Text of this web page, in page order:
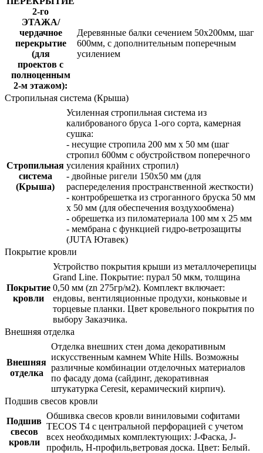
2-го
ЭТАЖА/
чердачное
перекрытие
(для
проектов с
полноценным
2-м этажом):
Деревянные балки сечением 50х200мм, шаг
600мм, с дополнительным поперечным
усилением
Стропильная система (Крыша)
Стропильная
система
(Крыша)
Усиленная стропильная система из
калиброваного бруса 1-ого сорта, камерная
сушка:
- несущие стропила 200 мм x 50 мм (шаг
стропил 600мм с обустройством поперечного
усиления крайних стропил)
- двойные ригели 150х50 мм (для
распеределения пространственной жесткости)
- контробрешетка из строганного бруска 50 мм
x 50 мм (для обеспечения воздухообмена)
- обрешетка из пиломатериала 100 мм x 25 мм
- мембрана с функцией гидро-ветрозащиты
(JUTA Ютавек)
Покрытие кровли
Покрытие
кровли
Устройство покрытия крыши из металлочерепицы
Grand Line. Покрытие: пурал 50 мкм, толщина
0,50 мм (zn 275гр/м2). Комплект включает:
ендовы, вентиляционные продухи, коньковые и
торцевые планки. Цвет кровельного покрытия по
выбору Заказчика.
Внешняя отделка
Внешняя
отделка
Отделка внешних стен дома декоративным
искусственным камнем White Hills. Возможны
различные комбинации отделочных материалов
по фасаду дома (сайдинг, декоративная
штукатурка Ceresit, керамический кирпич).
Подшив свесов кровли
Подшив
свесов
кровли
Обшивка свесов кровли виниловыми софитами
TECOS Т4 с центральной перфорацией с учетом
всех необходимых комплектующих: J-Фаска, J-
профиль, Н-профиль,ветровая доска. Цвет: Белый.